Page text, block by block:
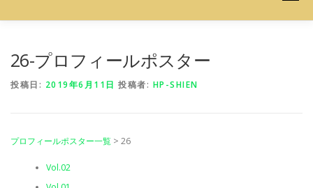
ッ
26-プロフィールポスター
投稿日: 2019年6月11日 投稿者: HP-SHIEN
プロフィールポスター一覧 > 26
Vol.02